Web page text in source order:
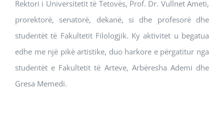
Rektori i Universitetit të Tetovës, Prof. Dr. Vullnet Ameti,
prorektorë, senatorë, dekanë, si dhe profesorë dhe
studentët të Fakultetit Filologjik. Ky aktivitet u begatua
edhe me një pikë artistike, duo harkore e përgatitur nga
studentët e Fakultetit të Arteve, Arbëresha Ademi dhe
Gresa Memedi.